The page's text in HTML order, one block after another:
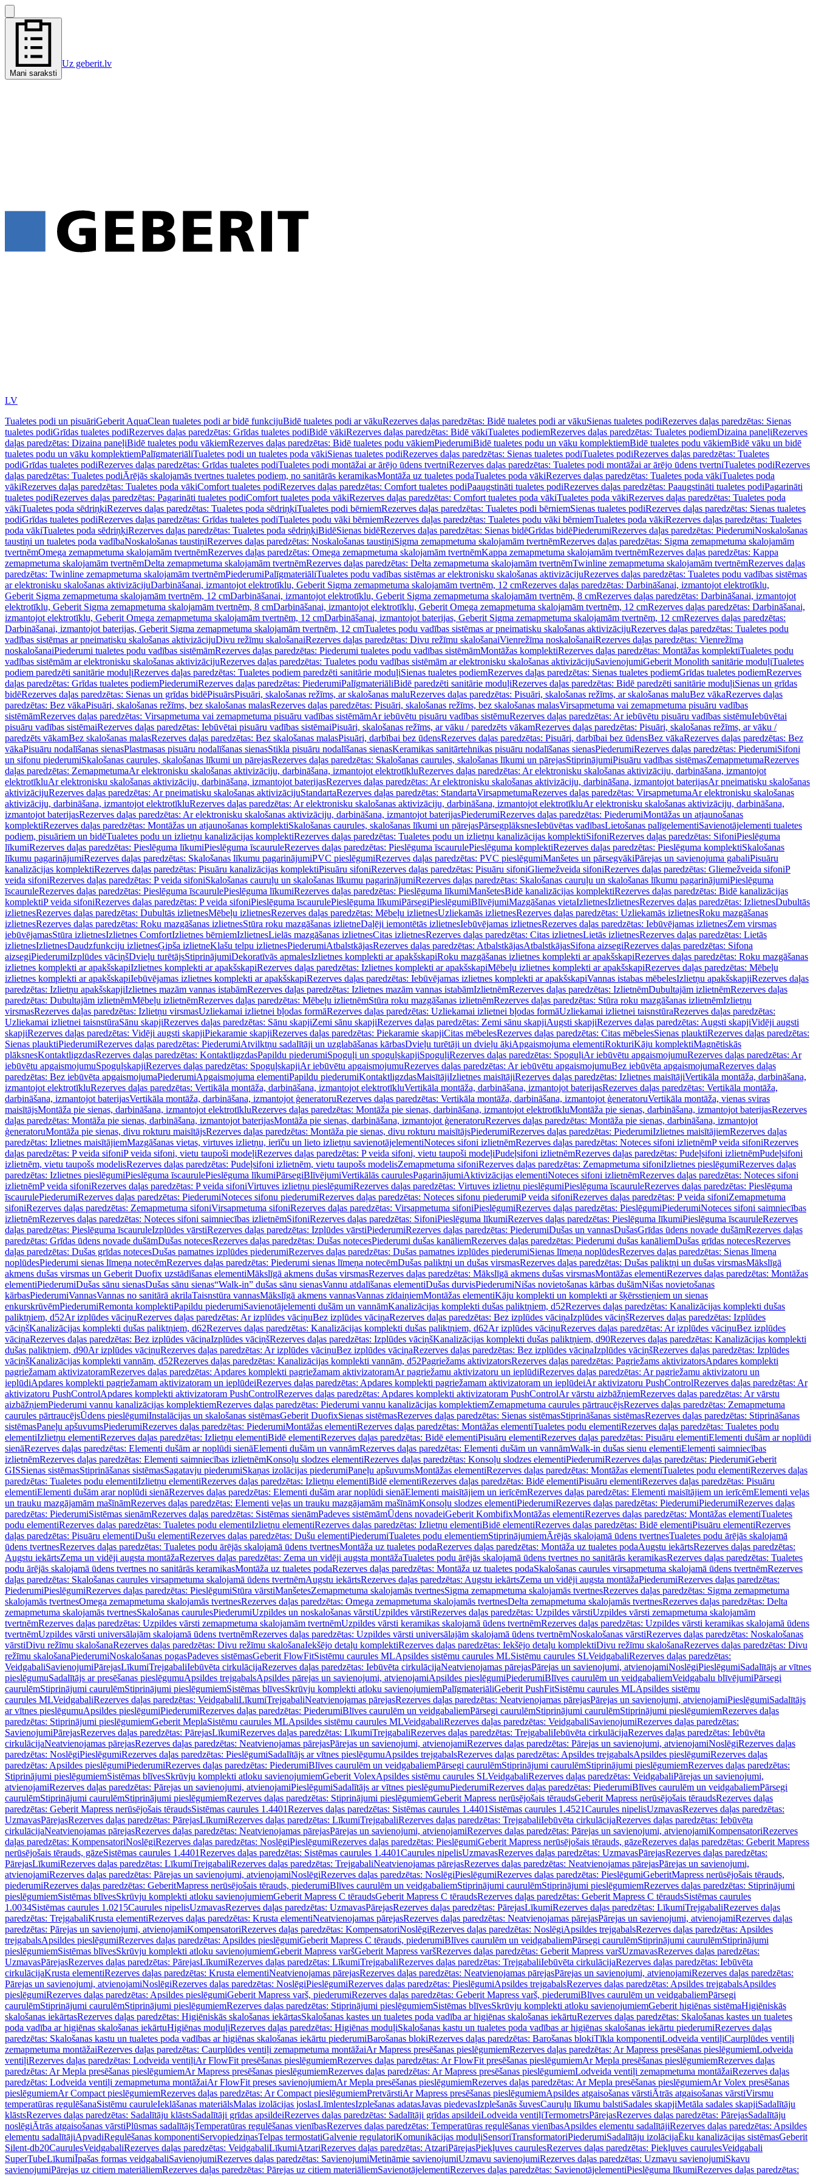
Mani saraksti
Uz geberit.lv
LV
Tualetes podi un pisuāriGeberit AquaClean tualetes podi ar bidē funkcijuBidē tualetes podi ar vākuRezerves daļas paredzētas: Bidē tualetes podi ar vākuSienas tualetes podiRezerves daļas paredzētas: Sienas
tualetes podiGrīdas tualetes podiRezerves daļas paredzētas: Grīdas tualetes podiBidē vākiRezerves daļas paredzētas: Bidē vākiTualetes podiemRezerves daļas paredzētas: Tualetes podiemDizaina paneļiRezerves
daļas paredzētas: Dizaina paneļiBidē tualetes podu vākiemRezerves daļas paredzētas: Bidē tualetes podu vākiemPiederumiBidē tualetes podu un vāku komplektiemBidē tualetes podu vākiemBidē vāku un bidē
tualetes podu un vāku komplektiemPalīgmateriāliTualetes podi un tualetes poda vākiSienas tualetes podiRezerves daļas paredzētas: Sienas tualetes podiTualetes podiRezerves daļas paredzētas: Tualetes
podiGrīdas tualetes podiRezerves daļas paredzētas: Grīdas tualetes podiTualetes podi montāžai ar ārējo ūdens tvertniRezerves daļas paredzētas: Tualetes podi montāžai ar ārējo ūdens tvertniTualetes podiRezerves
daļas paredzētas: Tualetes podiĀrējās skalojamās tvertnes tualetes podiem, no sanitārās keramikasMontāža uz tualetes podaTualetes poda vākiRezerves daļas paredzētas: Tualetes poda vākiTualetes poda
vākiRezerves daļas paredzētas: Tualetes poda vākiComfort tualetes podiRezerves daļas paredzētas: Comfort tualetes podiPaaugstināti tualetes podiRezerves daļas paredzētas: Paaugstināti tualetes podiPagarināti
tualetes podiRezerves daļas paredzētas: Pagarināti tualetes podiComfort tualetes poda vākiRezerves daļas paredzētas: Comfort tualetes poda vākiTualetes poda vākiRezerves daļas paredzētas: Tualetes poda
vākiTualetes poda sēdriņķiRezerves daļas paredzētas: Tualetes poda sēdriņķiTualetes podi bērniemRezerves daļas paredzētas: Tualetes podi bērniemSienas tualetes podiRezerves daļas paredzētas: Sienas tualetes
podiGrīdas tualetes podiRezerves daļas paredzētas: Grīdas tualetes podiTualetes podu vāki bērniemRezerves daļas paredzētas: Tualetes podu vāki bērniemTualetes poda vākiRezerves daļas paredzētas: Tualetes
poda vākiTualetes poda sēdriņķiRezerves daļas paredzētas: Tualetes poda sēdriņķiBidēSienas bidēRezerves daļas paredzētas: Sienas bidēGrīdas bidēPiederumiRezerves daļas paredzētas: PiederumiNoskalošanas
taustiņi un tualetes poda vadībaNoskalošanas taustiņiRezerves daļas paredzētas: Noskalošanas taustiņiSigma zemapmetuma skalojamām tvertnēmRezerves daļas paredzētas: Sigma zemapmetuma skalojamām
tvertnēmOmega zemapmetuma skalojamām tvertnēmRezerves daļas paredzētas: Omega zemapmetuma skalojamām tvertnēmKappa zemapmetuma skalojamām tvertnēmRezerves daļas paredzētas: Kappa
zemapmetuma skalojamām tvertnēmDelta zemapmetuma skalojamām tvertnēmRezerves daļas paredzētas: Delta zemapmetuma skalojamām tvertnēmTwinline zemapmetuma skalojamām tvertnēmRezerves daļas
paredzētas: Twinline zemapmetuma skalojamām tvertnēmPiederumiPalīgmateriāliTualetes podu vadības sistēmas ar elektronisku skalošanas aktivizācijuRezerves daļas paredzētas: Tualetes podu vadības sistēmas
ar elektronisku skalošanas aktivizācijuDarbināšanai, izmantojot elektrotīklu, Geberit Sigma zemapmetuma skalojamām tvertnēm, 12 cmRezerves daļas paredzētas: Darbināšanai, izmantojot elektrotīklu,
Geberit Sigma zemapmetuma skalojamām tvertnēm, 12 cmDarbināšanai, izmantojot elektrotīklu, Geberit Sigma zemapmetuma skalojamām tvertnēm, 8 cmRezerves daļas paredzētas: Darbināšanai, izmantojot
elektrotīklu, Geberit Sigma zemapmetuma skalojamām tvertnēm, 8 cmDarbināšanai, izmantojot elektrotīklu, Geberit Omega zemapmetuma skalojamām tvertnēm, 12 cmRezerves daļas paredzētas: Darbināšanai,
izmantojot elektrotīklu, Geberit Omega zemapmetuma skalojamām tvertnēm, 12 cmDarbināšanai, izmantojot baterijas, Geberit Sigma zemapmetuma skalojamām tvertnēm, 12 cmRezerves daļas paredzētas:
Darbināšanai, izmantojot baterijas, Geberit Sigma zemapmetuma skalojamām tvertnēm, 12 cmTualetes podu vadības sistēmas ar pneimatisku skalošanas aktivizācijuRezerves daļas paredzētas: Tualetes podu
vadības sistēmas ar pneimatisku skalošanas aktivizācijuDivu režīmu skalošanaiRezerves daļas paredzētas: Divu režīmu skalošanaiVienrežīma noskalošanaiRezerves daļas paredzētas: Vienrežīma
noskalošanaiPiederumi tualetes podu vadības sistēmāmRezerves daļas paredzētas: Piederumi tualetes podu vadības sistēmāmMontāžas komplektiRezerves daļas paredzētas: Montāžas komplektiTualetes podu
vadības sistēmām ar elektronisku skalošanas aktivizācijuRezerves daļas paredzētas: Tualetes podu vadības sistēmām ar elektronisku skalošanas aktivizācijuSavienojumiGeberit Monolith sanitārie moduļiTualetes
podiem paredzēti sanitārie moduļiRezerves daļas paredzētas: Tualetes podiem paredzēti sanitārie moduļiSienas tualetes podiemRezerves daļas paredzētas: Sienas tualetes podiemGrīdas tualetes podiemRezerves
daļas paredzētas: Grīdas tualetes podiemPiederumiRezerves daļas paredzētas: PiederumiPalīgmateriāliBidē paredzēti sanitārie moduļiRezerves daļas paredzētas: Bidē paredzēti sanitārie moduļiSienas un grīdas
bidēRezerves daļas paredzētas: Sienas un grīdas bidēPisuārsPisuāri, skalošanas režīms, ar skalošanas maluRezerves daļas paredzētas: Pisuāri, skalošanas režīms, ar skalošanas maluBez vākaRezerves daļas
paredzētas: Bez vākaPisuāri, skalošanas režīms, bez skalošanas malasRezerves daļas paredzētas: Pisuāri, skalošanas režīms, bez skalošanas malasVirsapmetuma vai zemapmetuma pisuāru vadības
sistēmāmRezerves daļas paredzētas: Virsapmetuma vai zemapmetuma pisuāru vadības sistēmāmAr iebūvētu pisuāru vadības sistēmuRezerves daļas paredzētas: Ar iebūvētu pisuāru vadības sistēmuIebūvētai
pisuāru vadības sistēmaiRezerves daļas paredzētas: Iebūvētai pisuāru vadības sistēmaiPisuāri, skalošanas režīms, ar vāku / paredzēts vākamRezerves daļas paredzētas: Pisuāri, skalošanas režīms, ar vāku /
paredzēts vākamBez skalošanas malasRezerves daļas paredzētas: Bez skalošanas malasPisuāri, darbībai bez ūdensRezerves daļas paredzētas: Pisuāri, darbībai bez ūdensBez vākaRezerves daļas paredzētas: Bez
vākaPisuāru nodalīšanas sienasPlastmasas pisuāru nodalīšanas sienasStikla pisuāru nodalīšanas sienasKeramikas sanitārtehnikas pisuāru nodalīšanas sienasPiederumiRezerves daļas paredzētas: PiederumiSifoni
un sifonu piederumiSkalošanas caurules, skalošanas līkumi un pārejasRezerves daļas paredzētas: Skalošanas caurules, skalošanas līkumi un pārejasStiprinājumiPisuāru vadības sistēmasZemapmetumaRezerves
daļas paredzētas: ZemapmetumaAr elektronisku skalošanas aktivizāciju, darbināšana, izmantojot elektrotīkluRezerves daļas paredzētas: Ar elektronisku skalošanas aktivizāciju, darbināšana, izmantojot
elektrotīkluAr elektronisku skalošanas aktivizāciju, darbināšana, izmantojot baterijasRezerves daļas paredzētas: Ar elektronisku skalošanas aktivizāciju, darbināšana, izmantojot baterijasAr pneimatisku skalošanas
aktivizācijuRezerves daļas paredzētas: Ar pneimatisku skalošanas aktivizācijuStandartaRezerves daļas paredzētas: StandartaVirsapmetumaRezerves daļas paredzētas: VirsapmetumaAr elektronisku skalošanas
aktivizāciju, darbināšana, izmantojot elektrotīkluRezerves daļas paredzētas: Ar elektronisku skalošanas aktivizāciju, darbināšana, izmantojot elektrotīkluAr elektronisku skalošanas aktivizāciju, darbināšana,
izmantojot baterijasRezerves daļas paredzētas: Ar elektronisku skalošanas aktivizāciju, darbināšana, izmantojot baterijasPiederumiRezerves daļas paredzētas: PiederumiMontāžas un atjaunošanas
komplektiRezerves daļas paredzētas: Montāžas un atjaunošanas komplektiSkalošanas caurules, skalošanas līkumi un pārejasPārsegplāksnesIebūvētas vadībasLietošanas palīgelementiSavienotājelementi tualetes
podiem, pisuāriem un bidēTualetes podu un izlietņu kanalizācijas komplektiRezerves daļas paredzētas: Tualetes podu un izlietņu kanalizācijas komplektiSifoniRezerves daļas paredzētas: SifoniPieslēguma
līkumiRezerves daļas paredzētas: Pieslēguma līkumiPieslēguma īscauruleRezerves daļas paredzētas: Pieslēguma īscaurulePieslēguma komplektiRezerves daļas paredzētas: Pieslēguma komplektiSkalošanas
līkumu pagarinājumiRezerves daļas paredzētas: Skalošanas līkumu pagarinājumiPVC pieslēgumiRezerves daļas paredzētas: PVC pieslēgumiManšetes un pārsegvākiPārejas un savienojuma gabaliPisuāru
kanalizācijas komplektiRezerves daļas paredzētas: Pisuāru kanalizācijas komplektiPisuāru sifoniRezerves daļas paredzētas: Pisuāru sifoniGliemežveida sifoniRezerves daļas paredzētas: Gliemežveida sifoniP
veida sifoniRezerves daļas paredzētas: P veida sifoniSkalošanas cauruļu un skalošanas līkumu pagarinājumiRezerves daļas paredzētas: Skalošanas cauruļu un skalošanas līkumu pagarinājumiPieslēguma
īscauruleRezerves daļas paredzētas: Pieslēguma īscaurulePieslēguma līkumiRezerves daļas paredzētas: Pieslēguma līkumiManšetesBidē kanalizācijas komplektiRezerves daļas paredzētas: Bidē kanalizācijas
komplektiP veida sifoniRezerves daļas paredzētas: P veida sifoniPieslēguma īscaurulePieslēguma līkumiPārsegiPieslēgumiBlīvējumiMazgāšanas vietaIzlietnesIzlietnesRezerves daļas paredzētas: IzlietnesDubultās
izlietnesRezerves daļas paredzētas: Dubultās izlietnesMēbeļu izlietnesRezerves daļas paredzētas: Mēbeļu izlietnesUzliekamās izlietnesRezerves daļas paredzētas: Uzliekamās izlietnesRoku mazgāšanas
izlietnesRezerves daļas paredzētas: Roku mazgāšanas izlietnesStūra roku mazgāšanas izlietneDaļēji iemontētās izlietnesIebūvējamas izlietnesRezerves daļas paredzētas: Iebūvējamas izlietnesZem virsmas
iebūvējamasStūra izlietnesIzlietnes ComfortIzlietnes bērniemIzlietnesLielās mazgāšanas izlietnesCitas izlietnesRezerves daļas paredzētas: Citas izlietnesLietās izlietnesRezerves daļas paredzētas: Lietās
izlietnesIzlietnesDaudzfunkciju izlietnesĢipša izlietneKlašu telpu izlietnesPiederumiAtbalstkājasRezerves daļas paredzētas: AtbalstkājasAtbalstkājasSifona aizsegiRezerves daļas paredzētas: Sifona
aizsegiPiederumiIzplūdes vāciņšDvieļu turētājsStiprinājumiDekoratīvās apmalesIzlietnes komplekti ar apakšskapiRoku mazgāšanas izlietnes komplekti ar apakšskapiRezerves daļas paredzētas: Roku mazgāšanas
izlietnes komplekti ar apakšskapiIzlietnes komplekti ar apakšskapiRezerves daļas paredzētas: Izlietnes komplekti ar apakšskapiMēbeļu izlietnes komplekti ar apakšskapiRezerves daļas paredzētas: Mēbeļu
izlietnes komplekti ar apakšskapiIebūvējamas izlietnes komplekti ar apakšskapiRezerves daļas paredzētas: Iebūvējamas izlietnes komplekti ar apakšskapiVannas istabas mēbelesIzlietņu apakšskapjiRezerves daļas
paredzētas: Izlietņu apakšskapjiIzlietnes mazām vannas istabāmRezerves daļas paredzētas: Izlietnes mazām vannas istabāmIzlietnēmRezerves daļas paredzētas: IzlietnēmDubultajām izlietnēmRezerves daļas
paredzētas: Dubultajām izlietnēmMēbeļu izlietnēmRezerves daļas paredzētas: Mēbeļu izlietnēmStūra roku mazgāšanas izlietnēmRezerves daļas paredzētas: Stūra roku mazgāšanas izlietnēmIzlietņu
virsmasRezerves daļas paredzētas: Izlietņu virsmasUzliekamai izlietnei bļodas formāRezerves daļas paredzētas: Uzliekamai izlietnei bļodas formāUzliekamai izlietnei taisnstūraRezerves daļas paredzētas:
Uzliekamai izlietnei taisnstūraSānu skapjiRezerves daļas paredzētas: Sānu skapjiZemi sānu skapjiRezerves daļas paredzētas: Zemi sānu skapjiAugsti skapjiRezerves daļas paredzētas: Augsti skapjiVidēji augsti
skapjiRezerves daļas paredzētas: Vidēji augsti skapjiPiekaramie skapjiRezerves daļas paredzētas: Piekaramie skapjiCitas mēbelesRezerves daļas paredzētas: Citas mēbelesSienas plauktiRezerves daļas paredzētas:
Sienas plauktiPiederumiRezerves daļas paredzētas: PiederumiAtvilktņu sadalītāji un uzglabāšanas kārbasDvieļu turētāji un dvieļu āķiApgaismojuma elementiRokturiKāju komplektiMagnētiskās
plāksnesKontaktligzdasRezerves daļas paredzētas: KontaktligzdasPapildu piederumiSpoguļi un spoguļskapjiSpoguļiRezerves daļas paredzētas: SpoguļiAr iebūvētu apgaismojumuRezerves daļas paredzētas: Ar
iebūvētu apgaismojumuSpoguļskapjiRezerves daļas paredzētas: SpoguļskapjiAr iebūvētu apgaismojumuRezerves daļas paredzētas: Ar iebūvētu apgaismojumuBez iebūvēta apgaismojumaRezerves daļas
paredzētas: Bez iebūvēta apgaismojumaPiederumiApgaismojuma elementiPapildu piederumiKontaktligzdasMaisītājiIzlietnes maisītājiRezerves daļas paredzētas: Izlietnes maisītājiVertikāla montāža, darbināšana,
izmantojot elektrotīkluRezerves daļas paredzētas: Vertikāla montāža, darbināšana, izmantojot elektrotīkluVertikāla montāža, darbināšana, izmantojot baterijasRezerves daļas paredzētas: Vertikāla montāža,
darbināšana, izmantojot baterijasVertikāla montāža, darbināšana, izmantojot ģeneratoruRezerves daļas paredzētas: Vertikāla montāža, darbināšana, izmantojot ģeneratoruVertikāla montāža, vienas sviras
maisītājsMontāža pie sienas, darbināšana, izmantojot elektrotīkluRezerves daļas paredzētas: Montāža pie sienas, darbināšana, izmantojot elektrotīkluMontāža pie sienas, darbināšana, izmantojot baterijasRezerves
daļas paredzētas: Montāža pie sienas, darbināšana, izmantojot baterijasMontāža pie sienas, darbināšana, izmantojot ģeneratoruRezerves daļas paredzētas: Montāža pie sienas, darbināšana, izmantojot
ģeneratoruMontāža pie sienas, divu rokturu maisītājsRezerves daļas paredzētas: Montāža pie sienas, divu rokturu maisītājsPiederumiRezerves daļas paredzētas: PiederumiIzlietnes maisītājiemRezerves daļas
paredzētas: Izlietnes maisītājiemMazgāšanas vietas, virtuves izlietņu, ierīču un lieto izlietņu savienotājelementiNoteces sifoni izlietnēmRezerves daļas paredzētas: Noteces sifoni izlietnēmP veida sifoniRezerves
daļas paredzētas: P veida sifoniP veida sifoni, vietu taupoši modeļiRezerves daļas paredzētas: P veida sifoni, vietu taupoši modeļiPudeļsifoni izlietnēmRezerves daļas paredzētas: Pudeļsifoni izlietnēmPudeļsifoni
izlietnēm, vietu taupošs modelisRezerves daļas paredzētas: Pudeļsifoni izlietnēm, vietu taupošs modelisZemapmetuma sifoniRezerves daļas paredzētas: Zemapmetuma sifoniIzlietnes pieslēgumiRezerves daļas
paredzētas: Izlietnes pieslēgumiPieslēguma īscaurulePieslēguma līkumiPārsegiBlīvējumiVertikālās caurulesPagarinājumiAktivizācijas elementiNoteces sifoni izlietnēmRezerves daļas paredzētas: Noteces sifoni
izlietnēmP veida sifoniRezerves daļas paredzētas: P veida sifoniVirtuves izlietņu pieslēgumiRezerves daļas paredzētas: Virtuves izlietņu pieslēgumiPieslēguma īscauruleRezerves daļas paredzētas: Pieslēguma
īscaurulePiederumiRezerves daļas paredzētas: PiederumiNoteces sifonu piederumiRezerves daļas paredzētas: Noteces sifonu piederumiP veida sifoniRezerves daļas paredzētas: P veida sifoniZemapmetuma
sifoniRezerves daļas paredzētas: Zemapmetuma sifoniVirsapmetuma sifoniRezerves daļas paredzētas: Virsapmetuma sifoniPieslēgumiRezerves daļas paredzētas: PieslēgumiPiederumiNoteces sifoni saimniecības
izlietnēmRezerves daļas paredzētas: Noteces sifoni saimniecības izlietnēmSifoniRezerves daļas paredzētas: SifoniPieslēguma līkumiRezerves daļas paredzētas: Pieslēguma līkumiPieslēguma īscauruleRezerves
daļas paredzētas: Pieslēguma īscauruleIzplūdes vārstiRezerves daļas paredzētas: Izplūdes vārstiPiederumiRezerves daļas paredzētas: PiederumiDušas un vannasDušasGrīdas ūdens novade dušāmRezerves daļas
paredzētas: Grīdas ūdens novade dušāmDušas notecesRezerves daļas paredzētas: Dušas notecesPiederumi dušas kanāliemRezerves daļas paredzētas: Piederumi dušas kanāliemDušas grīdas notecesRezerves
daļas paredzētas: Dušas grīdas notecesDušas pamatnes izplūdes piederumiRezerves daļas paredzētas: Dušas pamatnes izplūdes piederumiSienas līmeņa noplūdesRezerves daļas paredzētas: Sienas līmeņa
noplūdesPiederumi sienas līmeņa notecēmRezerves daļas paredzētas: Piederumi sienas līmeņa notecēmDušas paliktņi un dušas virsmasRezerves daļas paredzētas: Dušas paliktņi un dušas virsmasMākslīgā
akmens dušas virsmas un Geberit Duofix uzstādīšanas elementiMākslīgā akmens dušas virsmasRezerves daļas paredzētas: Mākslīgā akmens dušas virsmasMontāžas elementiRezerves daļas paredzētas: Montāžas
elementiPiederumiDušas sānu sienasDušas sānu sienas“Walk-in” dušas sānu sienasVannu atdalīšanas elementiDušas durvisPiederumiNišas novietošanas kārbas dušāmNišas novietošanas
kārbasPiederumiVannasVannas no sanitārā akrilaTaisnstūra vannasMākslīgā akmens vannasVannas zīdaiņiemMontāžas elementiKāju komplekti un komplekti ar šķērsstieņiem un sienas
enkurskrūvēmPiederumiRemonta komplektiPapildu piederumiSavienotājelementi dušām un vannāmKanalizācijas komplekti dušas paliktņiem, d52Rezerves daļas paredzētas: Kanalizācijas komplekti dušas
paliktņiem, d52Ar izplūdes vāciņuRezerves daļas paredzētas: Ar izplūdes vāciņuBez izplūdes vāciņaRezerves daļas paredzētas: Bez izplūdes vāciņaIzplūdes vāciņšRezerves daļas paredzētas: Izplūdes
vāciņšKanalizācijas komplekti dušas paliktņiem, d62Rezerves daļas paredzētas: Kanalizācijas komplekti dušas paliktņiem, d62Ar izplūdes vāciņuRezerves daļas paredzētas: Ar izplūdes vāciņuBez izplūdes
vāciņaRezerves daļas paredzētas: Bez izplūdes vāciņaIzplūdes vāciņšRezerves daļas paredzētas: Izplūdes vāciņšKanalizācijas komplekti dušas paliktņiem, d90Rezerves daļas paredzētas: Kanalizācijas komplekti
dušas paliktņiem, d90Ar izplūdes vāciņuRezerves daļas paredzētas: Ar izplūdes vāciņuBez izplūdes vāciņaRezerves daļas paredzētas: Bez izplūdes vāciņaIzplūdes vāciņšRezerves daļas paredzētas: Izplūdes
vāciņšKanalizācijas komplekti vannām, d52Rezerves daļas paredzētas: Kanalizācijas komplekti vannām, d52Pagriežams aktivizatorsRezerves daļas paredzētas: Pagriežams aktivizatorsApdares komplekti
pagriežamam aktivizatoramRezerves daļas paredzētas: Apdares komplekti pagriežamam aktivizatoramAr pagriežamu aktivizatoru un ieplūdiRezerves daļas paredzētas: Ar pagriežamu aktivizatoru un
ieplūdiApdares komplekti pagriežamam aktivizatoram un ieplūdeiRezerves daļas paredzētas: Apdares komplekti pagriežamam aktivizatoram un ieplūdeiAr aktivizatoru PushControlRezerves daļas paredzētas: Ar
aktivizatoru PushControlApdares komplekti aktivizatoram PushControlRezerves daļas paredzētas: Apdares komplekti aktivizatoram PushControlAr vārstu aizbāžņiemRezerves daļas paredzētas: Ar vārstu
aizbāžņiemPiederumi vannu kanalizācijas komplektiemRezerves daļas paredzētas: Piederumi vannu kanalizācijas komplektiemZemapmetuma caurules pārtraucējsRezerves daļas paredzētas: Zemapmetuma
caurules pārtraucējsŪdens pieslēgumiInstalācijas un skalošanas sistēmasGeberit DuofixSienas sistēmasRezerves daļas paredzētas: Sienas sistēmasStiprināšanas sistēmasRezerves daļas paredzētas: Stiprināšanas
sistēmasPaneļu apšuvumsPiederumiRezerves daļas paredzētas: PiederumiMontāžas elementiRezerves daļas paredzētas: Montāžas elementiTualetes podu elementiRezerves daļas paredzētas: Tualetes podu
elementiIzlietņu elementiRezerves daļas paredzētas: Izlietņu elementiBidē elementiRezerves daļas paredzētas: Bidē elementiPisuāru elementiRezerves daļas paredzētas: Pisuāru elementiElementi dušām ar noplūdi
sienāRezerves daļas paredzētas: Elementi dušām ar noplūdi sienāElementi dušām un vannāmRezerves daļas paredzētas: Elementi dušām un vannāmWalk-in dušas sienu elementiElementi saimniecības
izlietnēmRezerves daļas paredzētas: Elementi saimniecības izlietnēmKonsoļu slodzes elementiRezerves daļas paredzētas: Konsoļu slodzes elementiPiederumiRezerves daļas paredzētas: PiederumiGeberit
GISSienas sistēmasStiprināšanas sistēmasSagatavju piederumiSkaņas izolācijas piederumiPaneļu apšuvumsMontāžas elementiRezerves daļas paredzētas: Montāžas elementiTualetes podu elementiRezerves daļas
paredzētas: Tualetes podu elementiIzlietņu elementiRezerves daļas paredzētas: Izlietņu elementiBidē elementiRezerves daļas paredzētas: Bidē elementiPisuāru elementiRezerves daļas paredzētas: Pisuāru
elementiElementi dušām arar noplūdi sienāRezerves daļas paredzētas: Elementi dušām arar noplūdi sienāElementi maisītājiem un ierīcēmRezerves daļas paredzētas: Elementi maisītājiem un ierīcēmElementi veļas
un trauku mazgājamām mašīnāmRezerves daļas paredzētas: Elementi veļas un trauku mazgājamām mašīnāmKonsoļu slodzes elementiPiederumiRezerves daļas paredzētas: PiederumiPiederumiRezerves daļas
paredzētas: PiederumiSistēmas sienāmRezerves daļas paredzētas: Sistēmas sienāmPadeves sistēmāmŪdens novadeiGeberit KombifixMontāžas elementiRezerves daļas paredzētas: Montāžas elementiTualetes
podu elementiRezerves daļas paredzētas: Tualetes podu elementiIzlietņu elementiRezerves daļas paredzētas: Izlietņu elementiBidē elementiRezerves daļas paredzētas: Bidē elementiPisuāru elementiRezerves
daļas paredzētas: Pisuāru elementiDušu elementiRezerves daļas paredzētas: Dušu elementiPiederumiTualetes podu elementiemStiprinājumiemĀrējās skalojamā ūdens tvertnesTualetes podu ārējās skalojamā
ūdens tvertnesRezerves daļas paredzētas: Tualetes podu ārējās skalojamā ūdens tvertnesMontāža uz tualetes podaRezerves daļas paredzētas: Montāža uz tualetes podaAugstu iekārtsRezerves daļas paredzētas:
Augstu iekārtsZema un vidēji augsta montāžaRezerves daļas paredzētas: Zema un vidēji augsta montāžaTualetes podu ārējās skalojamā ūdens tvertnes no sanitārās keramikasRezerves daļas paredzētas: Tualetes
podu ārējās skalojamā ūdens tvertnes no sanitārās keramikasMontāža uz tualetes podaRezerves daļas paredzētas: Montāža uz tualetes podaSkalošanas caurules virsapmetuma skalojamā ūdens tvertnēmRezerves
daļas paredzētas: Skalošanas caurules virsapmetuma skalojamā ūdens tvertnēmAugstu iekārtsRezerves daļas paredzētas: Augstu iekārtsZema un vidēji augsta montāžaPiederumiRezerves daļas paredzētas:
PiederumiPieslēgumiRezerves daļas paredzētas: PieslēgumiStūra vārstiManšetesZemapmetuma skalojamās tvertnesSigma zemapmetuma skalojamās tvertnesRezerves daļas paredzētas: Sigma zemapmetuma
skalojamās tvertnesOmega zemapmetuma skalojamās tvertnesRezerves daļas paredzētas: Omega zemapmetuma skalojamās tvertnesDelta zemapmetuma skalojamās tvertnesRezerves daļas paredzētas: Delta
zemapmetuma skalojamās tvertnesSkalošanas caurulesPiederumiUzpildes un noskalošanas vārstiUzpildes vārstiRezerves daļas paredzētas: Uzpildes vārstiUzpildes vārsti zemapmetuma skalojamām
tvertnēmRezerves daļas paredzētas: Uzpildes vārsti zemapmetuma skalojamām tvertnēmUzpildes vārsti keramikas skalojamā ūdens tvertnēmRezerves daļas paredzētas: Uzpildes vārsti keramikas skalojamā ūdens
tvertnēmUzpildes vārsti universālajām skalojamā ūdens tvertnēmRezerves daļas paredzētas: Uzpildes vārsti universālajām skalojamā ūdens tvertnēmNoskalošanas vārstiRezerves daļas paredzētas: Noskalošanas
vārstiDivu režīmu skalošanaRezerves daļas paredzētas: Divu režīmu skalošanaIekšējo detaļu komplektiRezerves daļas paredzētas: Iekšējo detaļu komplektiDivu režīmu skalošanaRezerves daļas paredzētas: Divu
režīmu skalošanaPiederumiNoskalošanas pogasPadeves sistēmasGeberit FlowFitSistēmu caurules MLApsildes sistēmu caurules MLSistēmu caurules SLVeidgabaliRezerves daļas paredzētas:
VeidgabaliSavienojumiPārejasLīkumiTrejgabaliIebūvēta cirkulācijaRezerves daļas paredzētas: Iebūvēta cirkulācijaNeatvienojamas pārejasPārejas un savienojumi, atvienojamiNoslēgiPieslēgumiSadalītājs ar vītnes
pieslēgumuSadalītājs ar presēšanas pieslēgumuApsildes trejgabalsApsildes pārejas un savienojumi, atvienojamiApsildes pieslēgumiPiederumiBlīves caurulēm un veidgabaliemVeidgabalu blīvējumiPārsegi
caurulēmStiprinājumi caurulēmStiprinājumi pieslēgumiemSistēmas blīvesSkrūvju komplekti atloku savienojumiemPalīgmateriāliGeberit PushFitSistēmu caurules MLApsildes sistēmu
caurules MLVeidgabaliRezerves daļas paredzētas: VeidgabaliLīkumiTrejgabaliNeatvienojamas pārejasRezerves daļas paredzētas: Neatvienojamas pārejasPārejas un savienojumi, atvienojamiPieslēgumiSadalītājs
ar vītnes pieslēgumuApsildes pieslēgumiPiederumiRezerves daļas paredzētas: PiederumiBlīves caurulēm un veidgabaliemPārsegi caurulēmStiprinājumi caurulēmStiprinājumi pieslēgumiemRezerves daļas
paredzētas: Stiprinājumi pieslēgumiemGeberit MeplaSistēmu caurules MLApsildes sistēmu caurules MLVeidgabaliRezerves daļas paredzētas: VeidgabaliSavienojumiRezerves daļas paredzētas:
SavienojumiPārejasRezerves daļas paredzētas: PārejasLīkumiRezerves daļas paredzētas: LīkumiTrejgabaliRezerves daļas paredzētas: TrejgabaliIebūvēta cirkulācijaRezerves daļas paredzētas: Iebūvēta
cirkulācijaNeatvienojamas pārejasRezerves daļas paredzētas: Neatvienojamas pārejasPārejas un savienojumi, atvienojamiRezerves daļas paredzētas: Pārejas un savienojumi, atvienojamiNoslēgiRezerves daļas
paredzētas: NoslēgiPieslēgumiRezerves daļas paredzētas: PieslēgumiSadalītājs ar vītnes pieslēgumuApsildes trejgabalsRezerves daļas paredzētas: Apsildes trejgabalsApsildes pieslēgumiRezerves daļas
paredzētas: Apsildes pieslēgumiPiederumiRezerves daļas paredzētas: PiederumiBlīves caurulēm un veidgabaliemPārsegi caurulēmStiprinājumi caurulēmStiprinājumi pieslēgumiemRezerves daļas paredzētas:
Stiprinājumi pieslēgumiemSistēmas blīvesSkrūvju komplekti atloku savienojumiemGeberit VolexApsildes sistēmu caurules SLVeidgabaliRezerves daļas paredzētas: VeidgabaliPārejas un savienojumi,
atvienojamiRezerves daļas paredzētas: Pārejas un savienojumi, atvienojamiPieslēgumiSadalītājs ar vītnes pieslēgumuPiederumiRezerves daļas paredzētas: PiederumiBlīves caurulēm un veidgabaliemPārsegi
caurulēmStiprinājumi caurulēmStiprinājumi pieslēgumiemRezerves daļas paredzētas: Stiprinājumi pieslēgumiemGeberit Mapress nerūsējošais tēraudsGeberit Mapress nerūsējošais tēraudsRezerves daļas
paredzētas: Geberit Mapress nerūsējošais tēraudsSistēmas caurules 1.4401Rezerves daļas paredzētas: Sistēmas caurules 1.4401 Sistēmas caurules 1.4521Caurules nipelisUzmavasRezerves daļas paredzētas:
UzmavasPārejasRezerves daļas paredzētas: PārejasLīkumiRezerves daļas paredzētas: LīkumiTrejgabaliRezerves daļas paredzētas: TrejgabaliIebūvēta cirkulācijaRezerves daļas paredzētas: Iebūvēta
cirkulācijaNeatvienojamas pārejasRezerves daļas paredzētas: Neatvienojamas pārejasPārejas un savienojumi, atvienojamiRezerves daļas paredzētas: Pārejas un savienojumi, atvienojamiKompensatoriRezerves
daļas paredzētas: KompensatoriNoslēgiRezerves daļas paredzētas: NoslēgiPieslēgumiRezerves daļas paredzētas: PieslēgumiGeberit Mapress nerūsējošais tērauds, gāzeRezerves daļas paredzētas: Geberit Mapress
nerūsējošais tērauds, gāzeSistēmas caurules 1.4401Rezerves daļas paredzētas: Sistēmas caurules 1.4401Caurules nipelisUzmavasRezerves daļas paredzētas: UzmavasPārejasRezerves daļas paredzētas:
PārejasLīkumiRezerves daļas paredzētas: LīkumiTrejgabaliRezerves daļas paredzētas: TrejgabaliNeatvienojamas pārejasRezerves daļas paredzētas: Neatvienojamas pārejasPārejas un savienojumi,
atvienojamiRezerves daļas paredzētas: Pārejas un savienojumi, atvienojamiNoslēgiRezerves daļas paredzētas: NoslēgiPieslēgumiRezerves daļas paredzētas: PieslēgumiGeberitMapress nerūsējošais tērauds,
piederumiRezerves daļas paredzētas: GeberitMapress nerūsējošais tērauds, piederumiBlīves caurulēm un veidgabaliemStiprinājumi caurulēmStiprinājumi pieslēgumiemRezerves daļas paredzētas: Stiprinājumi
pieslēgumiemSistēmas blīvesSkrūvju komplekti atloku savienojumiemGeberit Mapress C tēraudsGeberit Mapress C tēraudsRezerves daļas paredzētas: Geberit Mapress C tēraudsSistēmas caurules
1.0034Sistēmas caurules 1.0215Caurules nipelisUzmavasRezerves daļas paredzētas: UzmavasPārejasRezerves daļas paredzētas: PārejasLīkumiRezerves daļas paredzētas: LīkumiTrejgabaliRezerves daļas
paredzētas: TrejgabaliKrusta elementiRezerves daļas paredzētas: Krusta elementiNeatvienojamas pārejasRezerves daļas paredzētas: Neatvienojamas pārejasPārejas un savienojumi, atvienojamiRezerves daļas
paredzētas: Pārejas un savienojumi, atvienojamiKompensatoriRezerves daļas paredzētas: KompensatoriNoslēgiRezerves daļas paredzētas: NoslēgiApsildes trejgabalsRezerves daļas paredzētas: Apsildes
trejgabalsApsildes pieslēgumiRezerves daļas paredzētas: Apsildes pieslēgumiGeberit Mapress C tērauds, piederumiBlīves caurulēm un veidgabaliemPārsegi caurulēmStiprinājumi caurulēmStiprinājumi
pieslēgumiemSistēmas blīvesSkrūvju komplekti atloku savienojumiemGeberit Mapress varšGeberit Mapress varšRezerves daļas paredzētas: Geberit Mapress varšUzmavasRezerves daļas paredzētas:
UzmavasPārejasRezerves daļas paredzētas: PārejasLīkumiRezerves daļas paredzētas: LīkumiTrejgabaliRezerves daļas paredzētas: TrejgabaliIebūvēta cirkulācijaRezerves daļas paredzētas: Iebūvēta
cirkulācijaKrusta elementiRezerves daļas paredzētas: Krusta elementiNeatvienojamas pārejasRezerves daļas paredzētas: Neatvienojamas pārejasPārejas un savienojumi, atvienojamiRezerves daļas paredzētas:
Pārejas un savienojumi, atvienojamiNoslēgiRezerves daļas paredzētas: NoslēgiPieslēgumiRezerves daļas paredzētas: PieslēgumiApsildes trejgabalsRezerves daļas paredzētas: Apsildes trejgabalsApsildes
pieslēgumiRezerves daļas paredzētas: Apsildes pieslēgumiGeberit Mapress varš, piederumiRezerves daļas paredzētas: Geberit Mapress varš, piederumiBlīves caurulēm un veidgabaliemPārsegi
caurulēmStiprinājumi caurulēmStiprinājumi pieslēgumiemRezerves daļas paredzētas: Stiprinājumi pieslēgumiemSistēmas blīvesSkrūvju komplekti atloku savienojumiemGeberit higiēnas sistēmaHigiēniskās
skalošanas iekārtasRezerves daļas paredzētas: Higiēniskās skalošanas iekārtasSkalošanas kastes un tualetes poda vadība ar higiēnas skalošanas iekārtuRezerves daļas paredzētas: Skalošanas kastes un tualetes
poda vadība ar higiēnas skalošanas iekārtuHigiēnas moduļiRezerves daļas paredzētas: Higiēnas moduļiSkalošanas kastu un tualetes poda vadības ar higiēnas skalošanas iekārtu piederumiRezerves daļas
paredzētas: Skalošanas kastu un tualetes poda vadības ar higiēnas skalošanas iekārtu piederumiBarošanas blokiRezerves daļas paredzētas: Barošanas blokiTīkla komponentiLodveida ventiļiCaurplūdes ventiļi
zemapmetuma montāžaiRezerves daļas paredzētas: Caurplūdes ventiļi zemapmetuma montāžaiAr Mapress presēšanas pieslēgumiemRezerves daļas paredzētas: Ar Mapress presēšanas pieslēgumiemLodveida
ventiļiRezerves daļas paredzētas: Lodveida ventiļiAr FlowFit presēšanas pieslēgumiemRezerves daļas paredzētas: Ar FlowFit presēšanas pieslēgumiemAr Mepla presēšanas pieslēgumiemRezerves daļas
paredzētas: Ar Mepla presēšanas pieslēgumiemAr Mapress presēšanas pieslēgumiemRezerves daļas paredzētas: Ar Mapress presēšanas pieslēgumiemLodveida ventiļi zemapmetuma montāžaiRezerves daļas
paredzētas: Lodveida ventiļi zemapmetuma montāžaiAr FlowFit preses savienojumiemAr Mepla presēšanas pieslēgumiemRezerves daļas paredzētas: Ar Mepla presēšanas pieslēgumiemAr Volex presēšanas
pieslēgumiemAr Compact pieslēgumiemRezerves daļas paredzētas: Ar Compact pieslēgumiemPretvārstiAr Mapress presēšanas pieslēgumiemApsildes atgaisošanas vārstiĀtrās atgaisošanas vārstiVirsmu
temperatūras regulēšanaSistēmu cauruleIeklāšanas materiālsMalas izolācijas joslasLīmlentesIzplešanas adatasJavas piedevasIzplešanās šuvesCauruļu līkumu balstiSadales skapjiMetāla sadales skapjiSadalītāju
klāstsRezerves daļas paredzētas: Sadalītāju klāstsSadalītāji grīdas apsildeiRezerves daļas paredzētas: Sadalītāji grīdas apsildeiLodveida ventiļiTermometrsPārejasRezerves daļas paredzētas: PārejasSadalītāju
noslēgiĀtrās atgaisošanas vārstiPlūsmas sadalītājsTemperatūras regulēšanas vienībasRezerves daļas paredzētas: Temperatūras regulēšanas vienībasApsildes elementu sadalītājiRezerves daļas paredzētas: Apsildes
elementu sadalītājiApvadiRegulēšanas komponentiServopiedziņasTelpas termostatiGalvenie regulatoriKomunikācijas moduļiSensoriTransformatoriPiederumiSadalītāju izolācijaĒku kanalizācijas sistēmasGeberit
Silent-db20CaurulesVeidgabaliRezerves daļas paredzētas: VeidgabaliLīkumiAtzariRezerves daļas paredzētas: AtzariPārejasPiekļuves caurulesRezerves daļas paredzētas: Piekļuves caurulesVeidgabali
SuperTubeLīkumiĪpašas formas veidgabaliSavienojumiRezerves daļas paredzētas: SavienojumiMetināmie savienojumiUzmavu savienojumiRezerves daļas paredzētas: Uzmavu savienojumiSkavu
savienojumiPārejas uz citiem materiāliemRezerves daļas paredzētas: Pārejas uz citiem materiāliemSavienotājelementiRezerves daļas paredzētas: SavienotājelementiPieslēguma līkumiRezerves daļas paredzētas: